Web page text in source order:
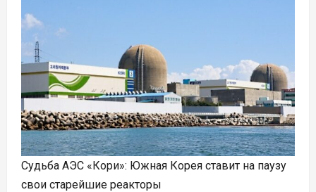
Судьба АЭС «Кори»: Южная Корея ставит на паузу
свои старейшие реакторы